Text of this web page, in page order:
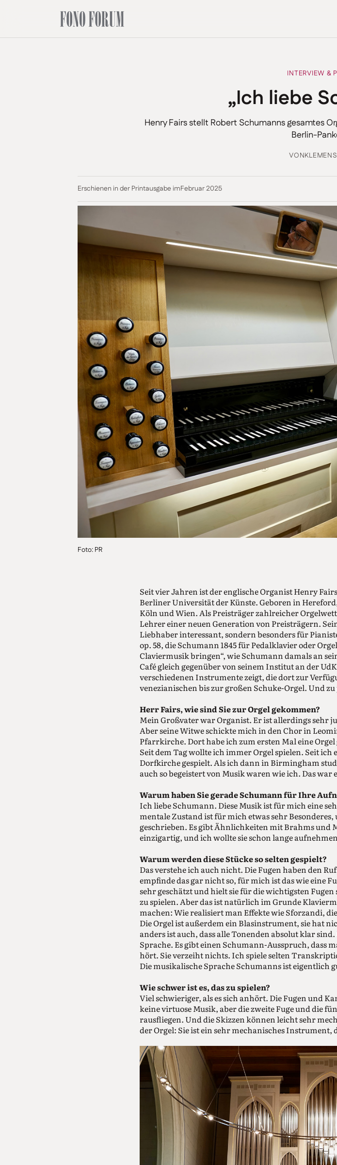
INTERVIEW &
„Ich liebe
Henry Fairs stellt Robert Schumanns gesamtes
Berlin-
VON
Erschienen in der Printausgabe imFebruar 2025
Foto: PR
Seit vier Jahren ist der englische Organist Henry
Berliner Universität der Künste. Geboren in
Köln und Wien. Als Preisträger zahlreicher
Lehrer einer neuen Generation von Preisträgern.
Liebhaber interessant, sondern besonders für
op. 58, die Schumann 1845 für Pedalklavier oder
Claviermusik bringen“, wie Schumann damals an
Café gleich gegenüber von seinem Institut an der
verschiedenen Instrumente zeigt, die dort zur
venezianischen bis zur großen Schuke-Orgel. Und
Herr Fairs, wie sind Sie zur Orgel gekommen?
Mein Großvater war Organist. Er ist allerdings sehr
Aber seine Witwe schickte mich in den Chor in
Pfarrkirche. Dort habe ich zum ersten Mal eine
Seit dem Tag wollte ich immer Orgel spielen. Seit
Dorfkirche gespielt. Als ich dann in Birmingham
auch so begeistert von Musik waren wie ich. Das war
Warum haben Sie gerade Schumann für Ihre
Ich liebe Schumann. Diese Musik ist für mich eine
mentale Zustand ist für mich etwas sehr
geschrieben. Es gibt Ähnlichkeiten mit Brahms und
einzigartig, und ich wollte sie schon lange
Warum werden diese Stücke so selten gespielt?
Das verstehe ich auch nicht. Die Fugen haben den
empfinde das gar nicht so, für mich ist das wie eine
sehr geschätzt und hielt sie für die wichtigsten Fugen
zu spielen. Aber das ist natürlich im Grunde
machen: Wie realisiert man Effekte wie Sforzandi,
Die Orgel ist außerdem ein Blasinstrument, sie hat
anders ist auch, dass alle Tonenden absolut klar
Sprache. Es gibt einen Schumann-Ausspruch, dass
hört. Sie verzeiht nichts. Ich spiele selten
Die musikalische Sprache Schumanns ist eigentlich
Wie schwer ist es, das zu spielen?
Viel schwieriger, als es sich anhört. Die Fugen und
keine virtuose Musik, aber die zweite Fuge und die
rausfliegen. Und die Skizzen können leicht sehr
der Orgel: Sie ist ein sehr mechanisches